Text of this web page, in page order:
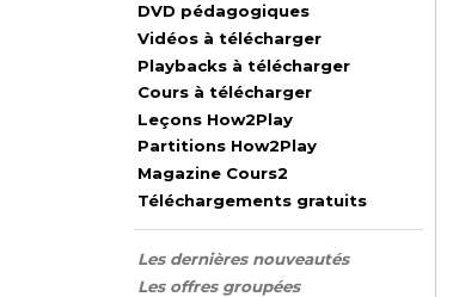
DVD pédagogiques
Vidéos à télécharger
Playbacks à télécharger
Cours à télécharger
Leçons How2Play
Partitions How2Play
Magazine Cours2
Téléchargements gratuits
Les dernières nouveautés
Les offres groupées